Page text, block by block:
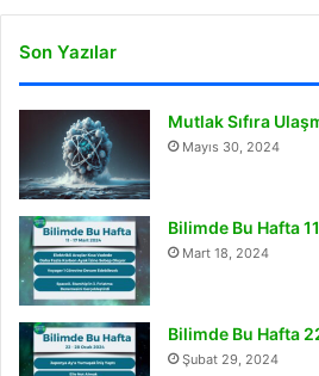
Son Yazılar
Mutlak Sıfıra
Mayıs 30, 2024
Bilimde Bu Hafta
Mart 18, 2024
Bilimde Bu Hafta
Şubat 29, 2024